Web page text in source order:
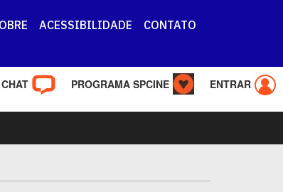
ACESSIBILIDADE CONTATO